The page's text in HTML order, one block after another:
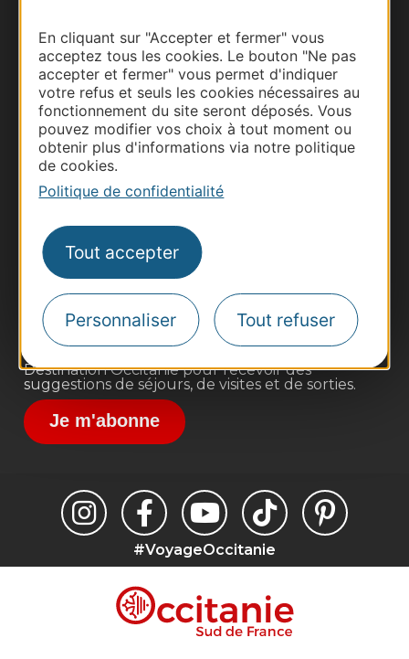
En cliquant sur "Accepter et fermer" vous
acceptez tous les cookies. Le bouton "Ne pas
accepter et fermer" vous permet d'indiquer
votre refus et seuls les cookies nécessaires au
fonctionnement du site seront déposés. Vous
pouvez modifier vos choix à tout moment ou
obtenir plus d'informations via notre politique
de cookies.
Politique de confidentialité
Tout accepter
Personnaliser Tout refuser
Thermalisme
Pros d'Occitanie
Site presse et d'influence
Voyagistes
Destination Sport
Inscrivez-vous à la lettre d'information
Destination Occitanie pour recevoir des
suggestions de séjours, de visites et de sorties.
Je m'abonne
#VoyageOccitanie